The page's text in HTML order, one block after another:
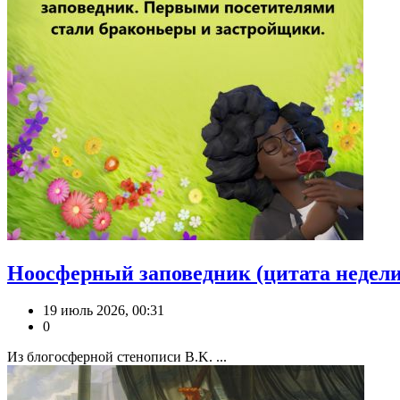
Ноосферный заповедник (цитата
19 июль 2026, 00:31
0
Из блогосферной стенописи B.K. ...